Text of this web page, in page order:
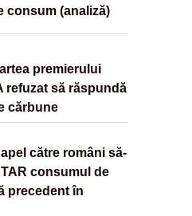
consum (analiză)
premierului
refuzat să răspundă
cărbune
către români să-
consumul de
precedent în